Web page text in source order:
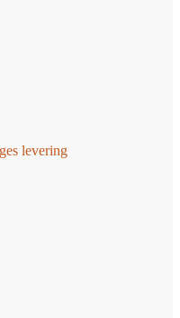
levering